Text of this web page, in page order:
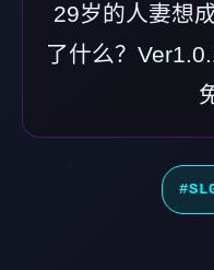
29岁的人妻想
了什么？